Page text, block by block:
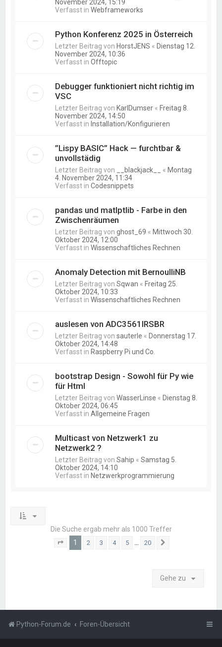
November 2024, 15:19
Verfasst inWebframeworks
Python Konferenz 2025 in Österreich
Letzter Beitrag von HorstJENS « Dienstag 12.
November 2024, 10:36
Verfasst inOfftopic
Debugger funktioniert nicht richtig im
VSC
Letzter Beitrag von KarlDumser « Freitag 8.
November 2024, 14:50
Verfasst in Installation/Konfigurieren
”Lispy BASIC” Hack — furchtbar &
unvollstädig
Letzter Beitrag von __blackjack__ « Montag
4. November 2024, 11:34
Verfasst inCodesnippets
pandas und matlptlib - Farbe in den
Zwischenräumen
Letzter Beitrag vonghost_69 « Mittwoch 30.
Oktober 2024, 12:00
Verfasst inWissenschaftliches Rechnen
Anomaly Detection mit BernoulliNB
Letzter Beitrag vonSqwan « Freitag 25.
Oktober 2024, 10:33
Verfasst inWissenschaftliches Rechnen
auslesen von ADC3561IRSBR
Letzter Beitrag vonsauterle « Donnerstag 17.
Oktober 2024, 14:48
Verfasst in Raspberry Pi und Co.
bootstrap Design - Sowohl für Py wie
für Html
Letzter Beitrag vonWasserLinse « Dienstag 8.
Oktober 2024, 06:45
Verfasst inAllgemeine Fragen
Multicast von Netzwerk1 zu
Netzwerk2 ?
Letzter Beitrag vonSahip «Samstag 5.
Oktober 2024, 14:10
Verfasst in Netzwerkprogrammierung
Die Suche ergab mehr als 1000 Treffer
Seite von 20
1 2 3 4 5 … 20
Gehe zu
Python-Forum.de Foren-Übersicht